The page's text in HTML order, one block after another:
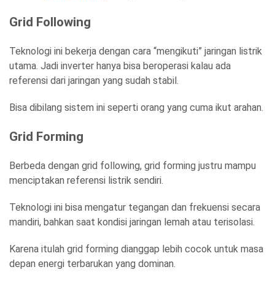
Grid Following
Teknologi ini bekerja dengan cara “mengikuti” jaringan listrik
utama. Jadi inverter hanya bisa beroperasi kalau ada
referensi dari jaringan yang sudah stabil.
Bisa dibilang sistem ini seperti orang yang cuma ikut arahan.
Grid Forming
Berbeda dengan grid following, grid forming justru mampu
menciptakan referensi listrik sendiri.
Teknologi ini bisa mengatur tegangan dan frekuensi secara
mandiri, bahkan saat kondisi jaringan lemah atau terisolasi.
Karena itulah grid forming dianggap lebih cocok untuk masa
depan energi terbarukan yang dominan.